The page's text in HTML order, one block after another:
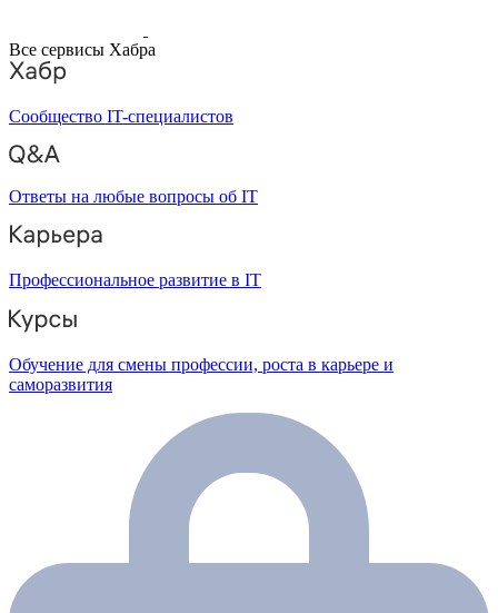
Все сервисы Хабра
Сообщество IT-специалистов
Ответы на любые вопросы об IT
Профессиональное развитие в IT
Обучение для смены профессии, роста в карьере и
саморазвития